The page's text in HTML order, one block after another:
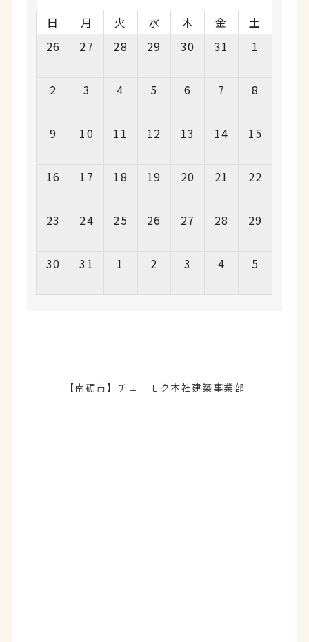
日 月 火 水 木 金
土
26
27 28 29 30 31 1
2 3 4 5 6 7 8
9 10 11 12 13 14 15
16 17 18 19 20 21 22
23 24 25 26 27 28 29
30 31 1 2 3 4 5
【南砺市】チューモク本社建築事業部